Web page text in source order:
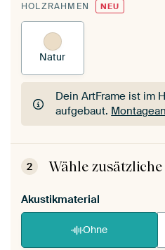
HOLZRAHMEN NEU
Natur
Dein ArtFrame ist im
aufgebaut.
Dein ArtFrame ist im
aufgebaut.
2 Wähle
Akustikmaterial
Ohne